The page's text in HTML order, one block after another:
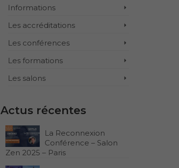
Informations
Les accréditations
Les conférences
Les formations
Les salons
Actus récentes
La Reconnexion
Conférence – Salon
Zen 2025 – Paris